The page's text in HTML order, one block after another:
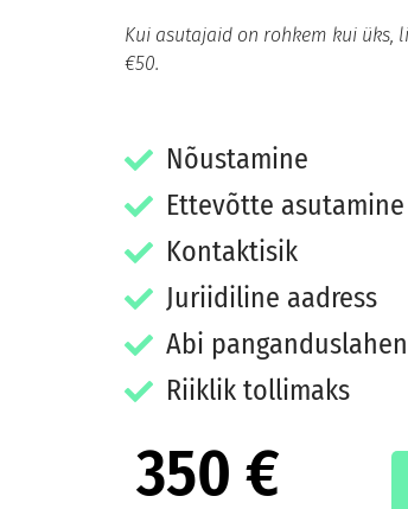
Kui asutajaid on rohkem kui üks,
€50.
Nõustamine
Ettevõtte
Kontaktisik
Juriidiline aadress
Abi
Riiklik tollimaks
350 €